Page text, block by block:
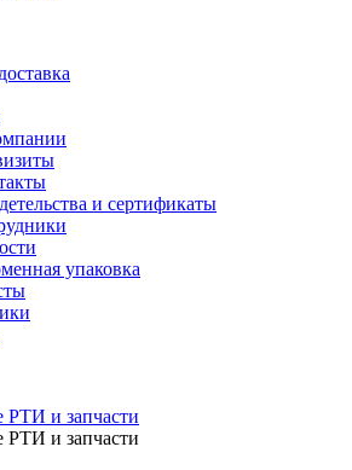
и сертификаты
упаковка
и запчасти
и запчасти